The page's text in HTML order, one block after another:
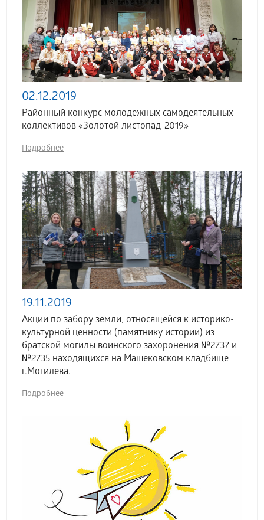
02.12.2019
Районный конкурс молодежных самодеятельных
коллективов «Золотой листопад-2019»
Подробнее
19.11.2019
Акции по забору земли, относящейся к историко-
культурной ценности (памятнику истории) из
братской могилы воинского захоронения №2737 и
№2735 находящихся на Машековском кладбище
г.Могилева.
Подробнее